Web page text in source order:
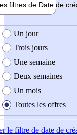
filtres de Date de
création de l'offre
Un jour
Trois jours
Une semaine
Deux semaines
Un mois
Toutes les offres
le filtre de date de